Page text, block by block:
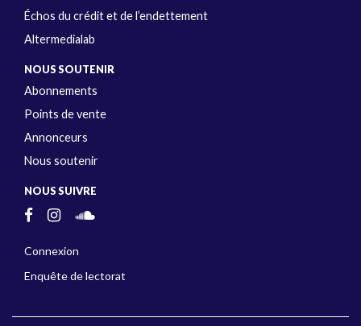
Échos du crédit et de l’endettement
Altermedialab
NOUS SOUTENIR
Abonnements
Points de vente
Annonceurs
Nous soutenir
NOUS SUIVRE
Connexion
Enquête de lectorat